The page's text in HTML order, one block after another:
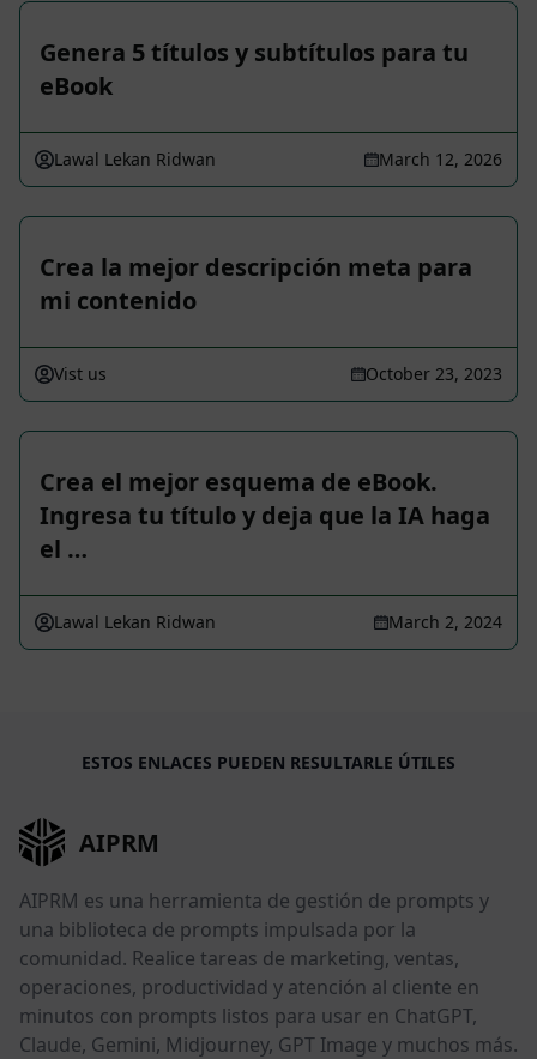
Genera 5 títulos y subtítulos para tu
eBook
Lawal Lekan Ridwan March 12, 2026
Crea la mejor descripción meta para
mi contenido
Vist us October 23, 2023
Crea el mejor esquema de eBook.
Ingresa tu título y deja que la IA haga
el …
Lawal Lekan Ridwan March 2, 2024
ESTOS ENLACES PUEDEN RESULTARLE ÚTILES
AIPRM
AIPRM es una herramienta de gestión de prompts y
una biblioteca de prompts impulsada por la
comunidad. Realice tareas de marketing, ventas,
operaciones, productividad y atención al cliente en
minutos con prompts listos para usar en ChatGPT,
Claude, Gemini, Midjourney, GPT Image y muchos más.